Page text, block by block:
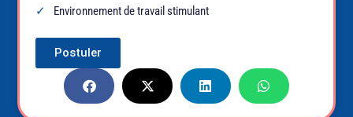
Environnement de travail stimulant
Postuler